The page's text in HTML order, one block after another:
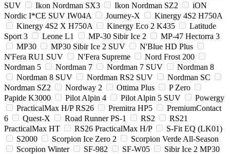
SUV
Ikon Nordman SX3 Ikon Nordman SZ2
iON
Nordic I*CE SUV IW04A
Journey-X
Kinergy 4S2 H750A
Kinergy 4S2 X H750A
Kinergy Eco 2 K435
Latitude
Sport 3
Leone L1 MP-30 Sibir Ice 2
MP-47 Hectorra 3
MP30
MP30 Sibir Ice 2 SUV
N'Blue HD Plus
N'Fera RU1 SUV
N'Fera Supreme
Nord Frost 200
Nordman 5
Nordman 7 Nordman 7 SUV
Nordman 8
Nordman 8 SUV
Nordman RS2 SUV
Nordman SC
Nordman SZ2
Nordway 2 Ottima Plus
P Zero
Papide K3000
Pilot Alpin 4 Pilot Alpin 5 SUV
Powergy
PracticalMax H/P RS26
Premitra HP5
PremiumContact
6
Quest-X Road Runner PS-1 RS2
RS21
PracticalMax HT
RS26 PracticalMax H/P
S-Fit EQ (LK01)
S2000
Scorpion Ice Zero 2
Scorpion Verde All-Season
Scorpion Winter
SF-982 SF-W05
Sibir Ice 2 MP30